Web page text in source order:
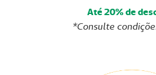
Até 20% de
*Consulte